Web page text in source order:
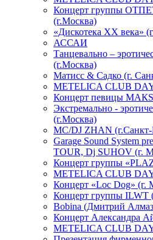
Концерт группы
(г.Москва)
«Дискотека ХХ века»
АССАИ
Танцевально –
(г.Москва)
Матисс & Садко (г.
METELICA CLUB
Концерт певицы
Экстремально -
(г.Москва)
МС/DJ ZHAN (г.Санкт-
Garage Sound System
TOUR, Dj SUHOV (г.
Концерт группы
METELICA CLUB
Концерт «Loc Dog» (г.
Концерт группы ILWT
Bobina (Дмитрий
Концерт Александра
METELICA CLUB